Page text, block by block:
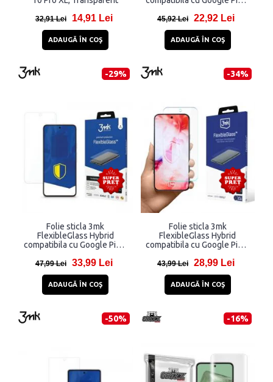
32,91 Lei 14,91 Lei
ADAUGĂ ÎN COŞ
45,92 Lei 22,92 Lei
ADAUGĂ ÎN COŞ
-29%
Folie sticla 3mk
FlexibleGlass Hybrid
compatibila cu Google Pixel
47,99 Lei 33,99 Lei
ADAUGĂ ÎN COŞ
-34%
Folie sticla 3mk
FlexibleGlass Hybrid
compatibila cu Google Pixel
43,99 Lei 28,99 Lei
ADAUGĂ ÎN COŞ
-50% -16%